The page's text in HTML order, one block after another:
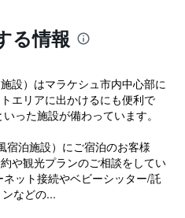
る情報
設）はマラケシュ市内中心部に
エリアに出かけるにも便利で
った施設が備わっています。
宿泊施設）にご宿泊のお客様
や観光プランのご相談をしてい
ット接続やベビーシッター/託
などの...